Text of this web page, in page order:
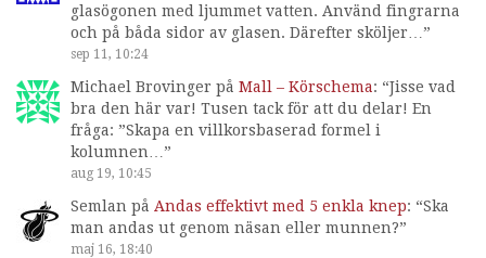
glasögonen med ljummet vatten. Använd fingrarna
och på båda sidor av glasen. Därefter sköljer… ”
sep 11, 10:24
Michael Brovinger på Mall – Körschema: “Jisse vad
bra den här var! Tusen tack för att du delar! En
fråga: ”Skapa en villkorsbaserad formel i
kolumnen… ”
aug 19, 10:45
Semlan på Andas effektivt med 5 enkla knep: “Ska
man andas ut genom näsan eller munnen?”
maj 16, 18:40